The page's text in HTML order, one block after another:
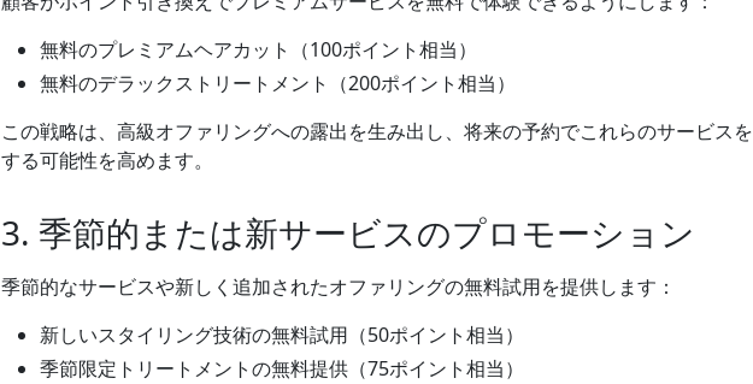
無料のプレミアムヘアカット（100ポイント相当）
無料のデラックストリートメント（200ポイント相当）
この戦略は、高級オファリングへの露出を生み出し、将来の予約でこれらのサービス
する可能性を高めます。
3. 季節的または新サービスのプロモーション
季節的なサービスや新しく追加されたオファリングの無料試用を提供します：
新しいスタイリング技術の無料試用（50ポイント相当）
季節限定トリートメントの無料提供（75ポイント相当）